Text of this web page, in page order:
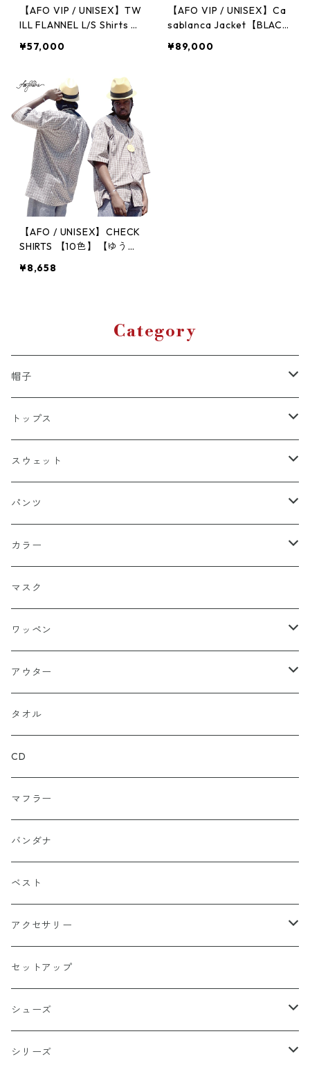
【AFO VIP / UNISEX】TW
ILL FLANNEL L/S Shirts Ja
¥57,000
【AFO VIP / UNISEX】Ca
sablanca Jacket【BLAC
¥89,000
【AFO / UNISEX】CHECK
SHIRTS 【10色】【ゆうパ
¥8,658
Category
帽子
キャップ
スナップバック
フィッテド（サイズ調整無）
ドゥラグ
スカルキャップ
ハンチング
ニットキャップ
ハット
トップス
Ｔシャツ
半袖
長袖
シャツ（半袖）
シャツ（長袖）
トレーナー
パーカー
ジップアップ
プルオーバー
ロンＴ
総柄
タンクトップ
セーター
ポロシャツ
半袖
長袖
スウェット
トレーナー
パーカー
パンツ
ハーフ
ロング
ストレート
ルーズ
カラー
ブラック
ネイビー
グレー
ゴールド（金）
カーキグリーン
カーキーベージュ
ブルー
ワイン
グリーン
ベージュ
チャコール
ホワイト
マスク
ワッペン
ロゴ
キャラクター
アシュラ
バッターマン（野球）
家紋
丸型
炎（ファイア）
四角型
ホラー
ペンタグラム
楯型
スポーツ
アウター
ジャケット
タオル
CD
マフラー
バンダナ
ベスト
アクセサリー
ペンダント
ブレスレッド
セットアップ
シューズ
DADA
シリーズ